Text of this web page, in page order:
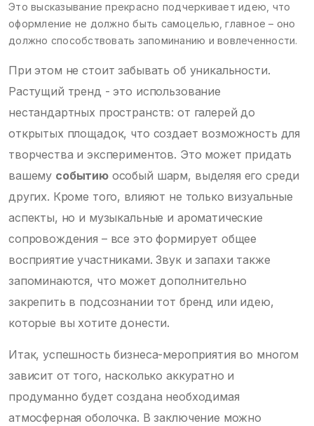
Это высказывание прекрасно подчеркивает идею, что
оформление не должно быть самоцелью, главное – оно
должно способствовать запоминанию и вовлеченности.
При этом не стоит забывать об уникальности.
Растущий тренд - это использование
нестандартных пространств: от галерей до
открытых площадок, что создает возможность для
творчества и экспериментов. Это может придать
вашему событиюособый шарм, выделяя его среди
других. Кроме того, влияют не только визуальные
аспекты, но и музыкальные и ароматические
сопровождения – все это формирует общее
восприятие участниками. Звук и запахи также
запоминаются, что может дополнительно
закрепить в подсознании тот бренд или идею,
которые вы хотите донести.
Итак, успешность бизнеса-мероприятия во многом
зависит от того, насколько аккуратно и
продуманно будет создана необходимая
атмосферная оболочка. В заключение можно